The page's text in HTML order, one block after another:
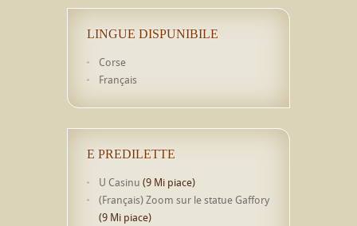
LINGUE DISPUNIBILE
Corse
Français
E PREDILETTE
U Casinu (9 Mi piace)
(Français) Zoom sur le statue Gaffory
(9 Mi piace)